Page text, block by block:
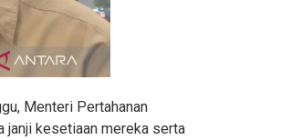
Menteri Pertahanan
janji kesetiaan mereka serta